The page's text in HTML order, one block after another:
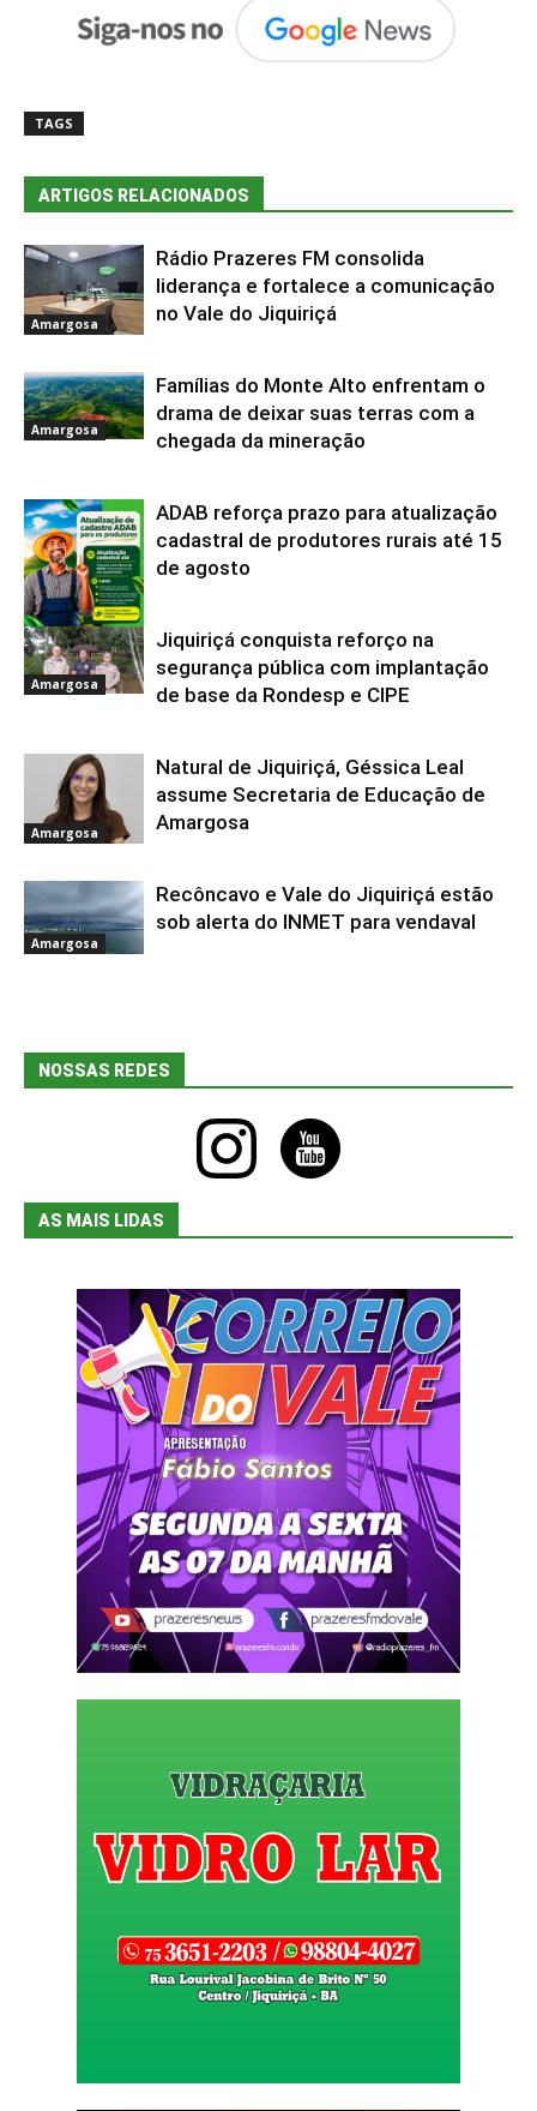
TAGS
ARTIGOS RELACIONADOS
Amargosa
Rádio Prazeres FM consolida
liderança e fortalece a comunicação
no Vale do Jiquiriçá
Amargosa
Famílias do Monte Alto enfrentam o
drama de deixar suas terras com a
chegada da mineração
Amargosa
ADAB reforça prazo para atualização
cadastral de produtores rurais até 15
de agosto
Amargosa
Jiquiriçá conquista reforço na
segurança pública com implantação
de base da Rondesp e CIPE
Amargosa
Natural de Jiquiriçá, Géssica Leal
assume Secretaria de Educação de
Amargosa
Amargosa
Recôncavo e Vale do Jiquiriçá estão
sob alerta do INMET para vendaval
NOSSAS REDES
instagram youtube
AS MAIS LIDAS